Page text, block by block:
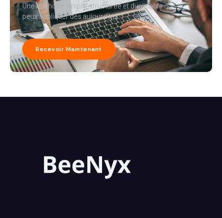
Une méthode simple, structurée et duplicable que tu
peux appliquer dès aujourd’hui.
Recevoir Maintenant